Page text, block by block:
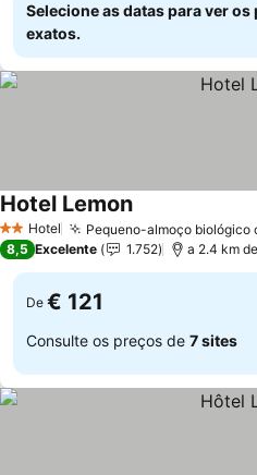
Selecione as datas para ver os
exatos.
2 Estrelas
Hotel Pequeno-almoço biológico
Hotel Lemon
8,5 Excelente 1.752 a 2.4 km
De € 121
Consulte os preços de 7 sites